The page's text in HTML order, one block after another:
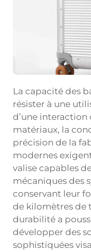
La capacité des
résister à une
d’une
matériaux, la
précision de la
modernes
valise capables
mécaniques des
conservant leur
de kilomètres de
durabilité a
développer des
sophistiquées